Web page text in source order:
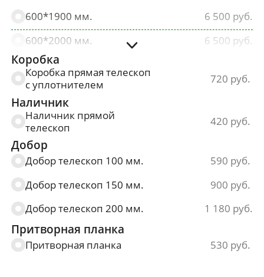
600*1900 мм.
6 500
600*2000 мм.
6 500
700*2000 мм.
800*2000 мм.
900*2000 мм.
Коробка
Коробка прямая телескоп
с уплотнителем
720
Наличник
Наличник прямой
телескоп
420
Добор
Добор телескоп 100 мм.
590
Добор телескоп 150 мм.
900
Добор телескоп 200 мм.
1 180
Притворная планка
Притворная планка 530